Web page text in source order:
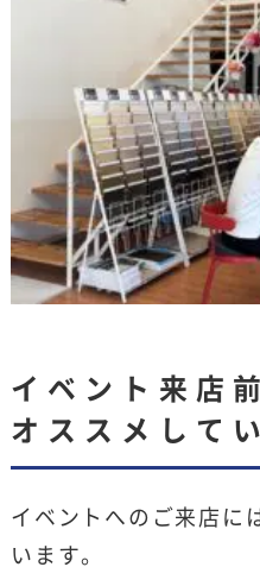
イベント来店
オススメして
イベントへのご来店に
います。